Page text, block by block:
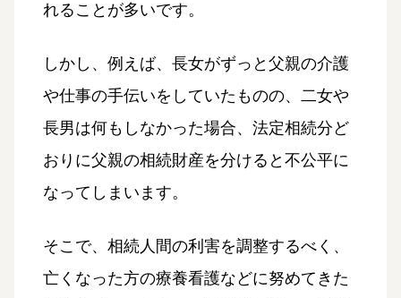
れることが多いです。
しかし、例えば、長女がずっと父親の介護
や仕事の手伝いをしていたものの、二女や
長男は何もしなかった場合、法定相続分ど
おりに父親の相続財産を分けると不公平に
なってしまいます。
そこで、相続人間の利害を調整するべく、
亡くなった方の療養看護などに努めてきた